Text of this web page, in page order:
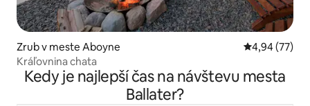
Zrub v meste Aboyne Priemerné
4,94 (77)
Kráľovnina chata
Kedy je najlepší čas na návštevu mesta
Ballater?